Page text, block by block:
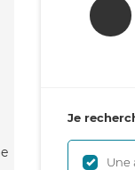
Je
Une